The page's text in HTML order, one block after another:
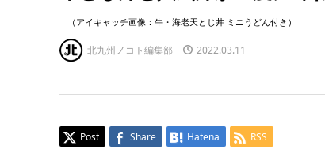
（アイキャッチ画像：牛・海老天とじ丼 ミニうどん付き）
北九州ノコト編集部 2022.03.11
Post Share Hatena RSS